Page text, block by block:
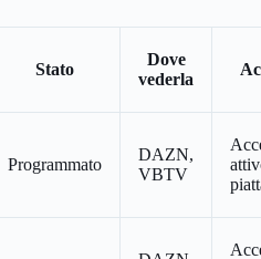
Stato
Dove
vederla
Programmato
DAZN,
VBTV